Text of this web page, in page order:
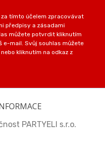
tímto účelem zpracovávat
předpisy a zásadami
můžete potvrdit kliknutím
e-mail. Svůj souhlas můžete
kliknutím na odkaz z
PARTYELI s.r.o.